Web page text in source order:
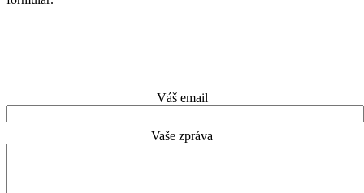
Váš email
Vaše zpráva